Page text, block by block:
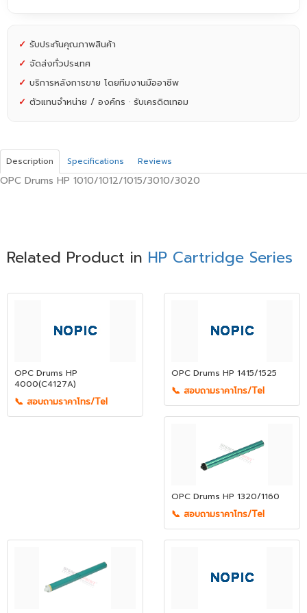
✓ รับประกันคุณภาพสินค้า
✓ จัดส่งทั่วประเทศ
✓ บริการหลังการขาย โดยทีมงานมืออาชีพ
✓ ตัวแทนจำหน่าย / องค์กร · รับเครดิตเทอม
Description Specifications Reviews
OPC Drums HP 1010/1012/1015/3010/3020
Related Product in HP Cartridge Series
OPC Drums HP
4000(C4127A)
📞 สอบถามราคาโทร/Tel
OPC Drums HP 1415/1525
📞 สอบถามราคาโทร/Tel
OPC Drums HP 1320/1160
📞 สอบถามราคาโทร/Tel